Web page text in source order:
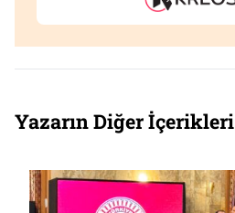
Yazarın Diğer İçerikleri